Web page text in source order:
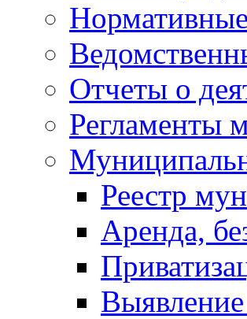
Отчеты о
Регламенты
Реестр
Аренда,